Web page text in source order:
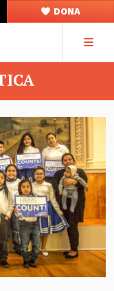
DONA